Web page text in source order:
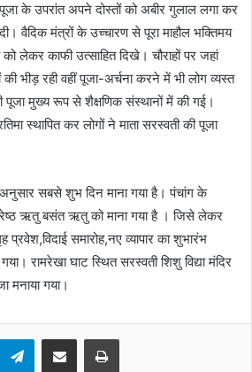
के उपरांत अपने दोस्तों को अबीर गुलाल लगा कर
वैदिक मंत्रों के उच्चारण से पूरा माहौल भक्तिमय
लेकर काफी उत्साहित दिखे। चौराहों पर जहां
भीड़ रही वहीं पूजा-अर्चना करने में भी लोग व्यस्त
पूजा मुख्य रूप से शैक्षणिक संस्थानों में की गई।
स्थापित कर लोगों ने माता सरस्वती की पूजा
सबसे शुभ दिन माना गया है। पंचांग के
ऋतु बसंत ऋतु को माना गया है । जिसे लेकर
समारोह,नए व्यापार का शुभारंभ
रामरेखा घाट स्थित सरस्वती शिशु विद्या मंदिर
मनाया गया।
Telegram